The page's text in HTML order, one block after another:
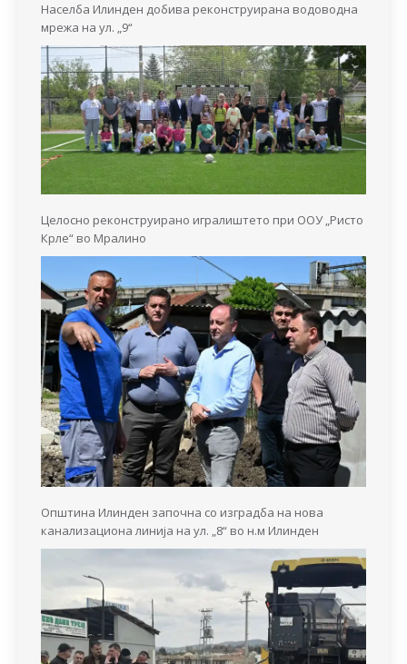
Населба Илинден добива реконструирана водоводна
мрежа на ул. „9“
Целосно реконструирано игралиштето при ООУ „Ристо
Крле“ во Мралино
Општина Илинден започна со изградба на нова
канализациона линија на ул. „8“ во н.м Илинден